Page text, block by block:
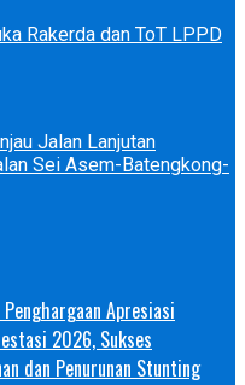
Rakerda dan ToT LPPD
Jalan Lanjutan
Sei Asem-Batengkong-
Apresiasi
2026, Sukses
dan Penurunan Stunting